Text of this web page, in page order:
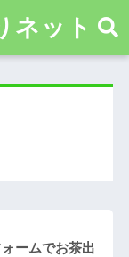
ームでお茶出